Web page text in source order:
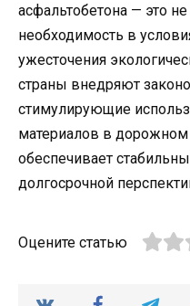
асфальтобетона — это
необходимость в
ужесточения
страны внедряют
стимулирующие
материалов в дорожном
обеспечивает
долгосрочной
Оцените статью